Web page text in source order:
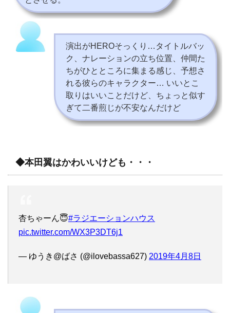
演出がHEROそっくり…タイトルバッ
ク、ナレーションの立ち位置、仲間た
ちがひとところに集まる感じ、予想さ
れる彼らのキャラクター… いいとこ
取りはいいことだけど、ちょっと似す
ぎて二番煎じが不安なんだけど
◆本田翼はかわいいけども・・・
杏ちゃーん😇#ラジエーションハウス
pic.twitter.com/WX3P3DT6j1
— ゆうき@ばさ (@ilovebassa627) 2019年4月8日